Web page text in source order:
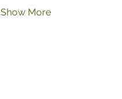
Show More